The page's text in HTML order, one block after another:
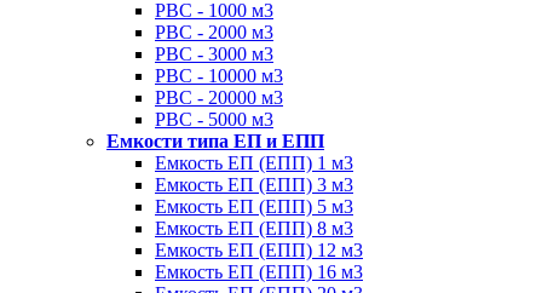
РВС - 1000 м3
РВС - 2000 м3
РВС - 3000 м3
РВС - 10000 м3
РВС - 20000 м3
РВС - 5000 м3
Емкости типа ЕП и ЕПП
Емкость ЕП (ЕПП) 1 м3
Емкость ЕП (ЕПП) 3 м3
Емкость ЕП (ЕПП) 5 м3
Емкость ЕП (ЕПП) 8 м3
Емкость ЕП (ЕПП) 12 м3
Емкость ЕП (ЕПП) 16 м3